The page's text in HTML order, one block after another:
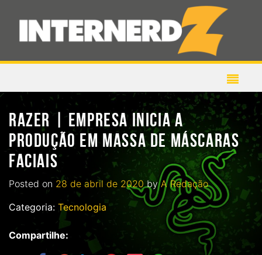
RAZER | EMPRESA INICIA A
PRODUÇÃO EM MASSA DE MÁSCARAS
FACIAIS
Posted on 28 de abril de 2020byA Redação
Categoria: Tecnologia
Compartilhe: